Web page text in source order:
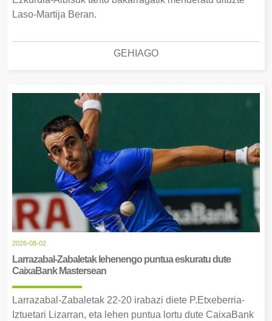
Laso-Martija Beran.
GEHIAGO
2026-08-02
Larrazabal-Zabaletak lehenengo puntua eskuratu dute
CaixaBank Mastersean
Larrazabal-Zabaletak 22-20 irabazi diete P.Etxeberria-
Iztuetari Lizarran, eta lehen puntua lortu dute CaixaBank